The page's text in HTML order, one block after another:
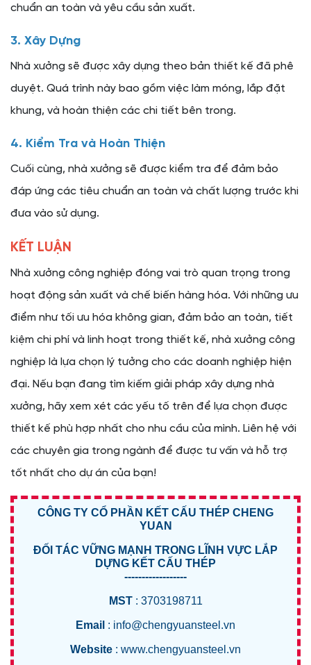
chuẩn an toàn và yêu cầu sản xuất.
3. Xây Dựng
Nhà xưởng sẽ được xây dựng theo bản thiết kế đã phê
duyệt. Quá trình này bao gồm việc làm móng, lắp đặt
khung, và hoàn thiện các chi tiết bên trong.
4. Kiểm Tra và Hoàn Thiện
Cuối cùng, nhà xưởng sẽ được kiểm tra để đảm bảo
đáp ứng các tiêu chuẩn an toàn và chất lượng trước khi
đưa vào sử dụng.
KẾT LUẬN
Nhà xưởng công nghiệp đóng vai trò quan trọng trong
hoạt động sản xuất và chế biến hàng hóa. Với những ưu
điểm như tối ưu hóa không gian, đảm bảo an toàn, tiết
kiệm chi phí và linh hoạt trong thiết kế, nhà xưởng công
nghiệp là lựa chọn lý tưởng cho các doanh nghiệp hiện
đại. Nếu bạn đang tìm kiếm giải pháp xây dựng nhà
xưởng, hãy xem xét các yếu tố trên để lựa chọn được
thiết kế phù hợp nhất cho nhu cầu của mình. Liên hệ với
các chuyên gia trong ngành để được tư vấn và hỗ trợ
tốt nhất cho dự án của bạn!
CÔNG TY CỔ PHẦN KẾT CẤU THÉP CHENG
YUAN
ĐỐI TÁC VỮNG MẠNH TRONG LĨNH VỰC LẮP
DỰNG KẾT CẤU THÉP
------------------
MST : 3703198711
Email : info@chengyuansteel.vn
Website : www.chengyuansteel.vn